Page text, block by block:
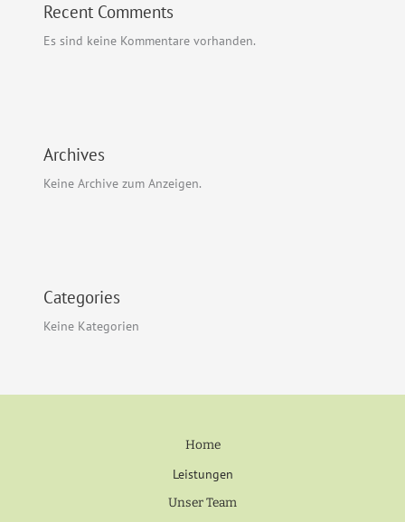
Recent Comments
Es sind keine Kommentare vorhanden.
Archives
Keine Archive zum Anzeigen.
Categories
Keine Kategorien
Home
Leistungen
Unser Team